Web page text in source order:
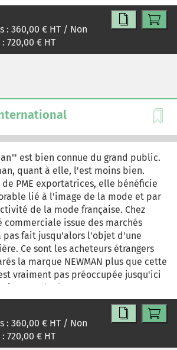
de transition et d'entrer de plain-pied
Est ce possible ? Est
horizon ? Le passage de l'export
suit un processus plus ou
cette phase avec le moins de
: 360,00 € HT / Non
720,00 € HT
est bien connue du grand public.
quant à elle, l'est moins bien.
de PME exportatrices, elle bénéficie
lié à l'image de la mode et par
de la mode française. Chez
issue des marchés
pas fait jusqu'alors l'objet d'une
Ce sont les acheteurs étrangers
la marque NEWMAN plus que cette
vraiment pas préoccupée jusqu'ici
auprès d'eux. La marge export
comme un complément de
sous l'effet de la
se durcit sur le marchés
extérieurs. L'entreprise
: 360,00 € HT / Non
720,00 € HT